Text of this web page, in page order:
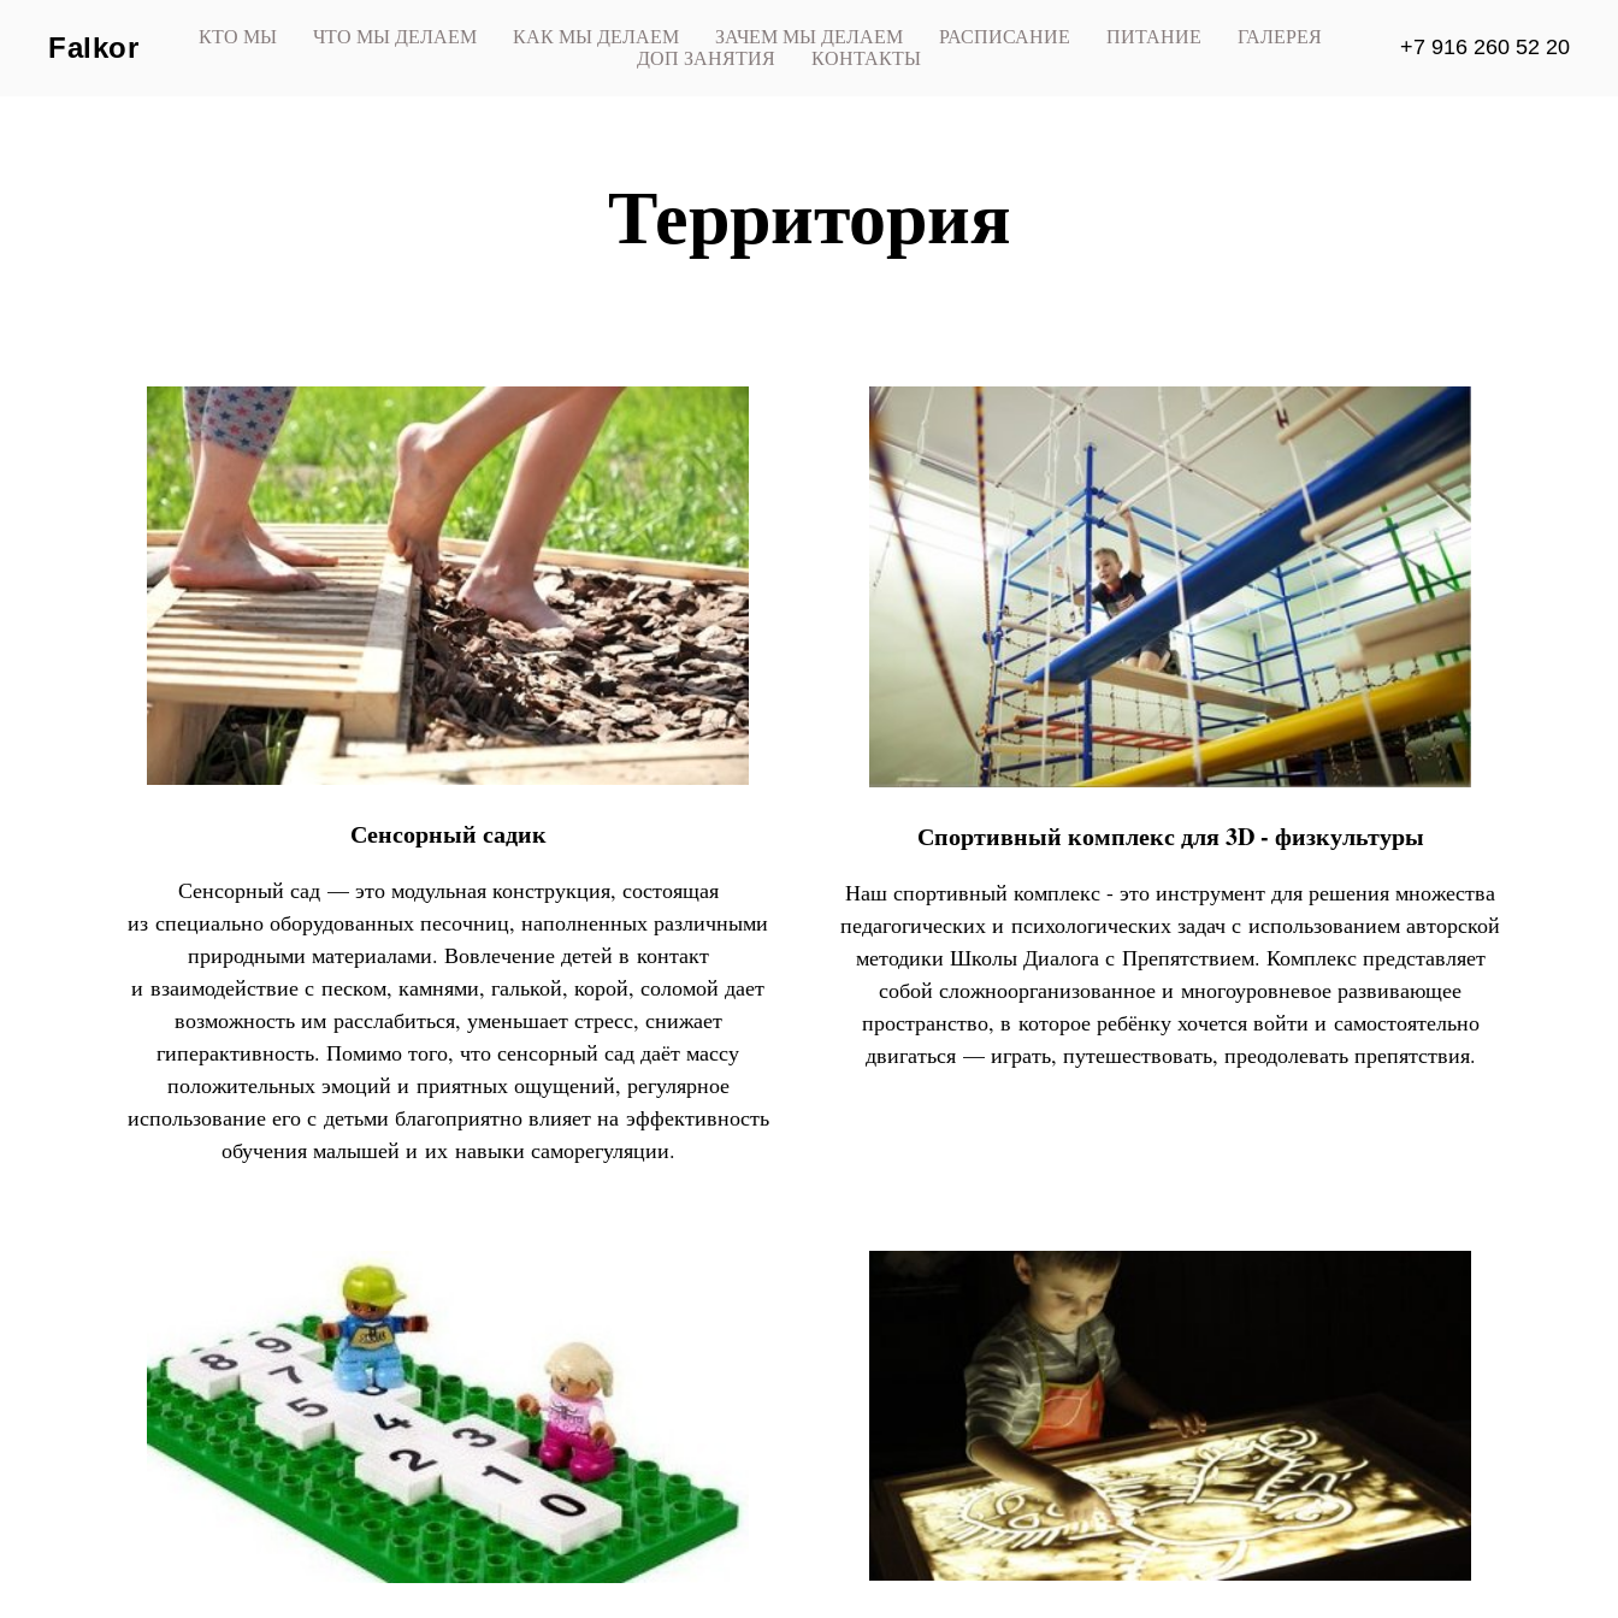
Falkor КТО МЫ ЧТО МЫ ДЕЛАЕМ КАК МЫ ДЕЛАЕМ ЗАЧЕМ МЫ ДЕЛАЕМ РАСПИСАНИЕ ПИТАНИЕ
ГАЛЕРЕЯ
ДОП ЗАНЯТИЯ
КОНТАКТЫ +7 916 260 52 20
Территория
Сенсорный садик
Сенсорный сад — это модульная конструкция, состоящая
из специально оборудованных песочниц, наполненных различными
природными материалами. Вовлечение детей в контакт
и взаимодействие с песком, камнями, галькой, корой, соломой дает
возможность им расслабиться, уменьшает стресс, снижает
гиперактивность. Помимо того, что сенсорный сад даёт массу
положительных эмоций и приятных ощущений, регулярное
использование его с детьми благоприятно влияет на эффективность
обучения малышей и их навыки саморегуляции.
Спортивный комплекс для 3D - физкультуры
Наш спортивный комплекс - это инструмент для решения множества
педагогических и психологических задач с использованием авторской
методики Школы Диалога с Препятствием. Комплекс представляет
собой сложноорганизованное и многоуровневое развивающее
пространство, в которое ребёнку хочется войти и самостоятельно
двигаться — играть, путешествовать, преодолевать препятствия.